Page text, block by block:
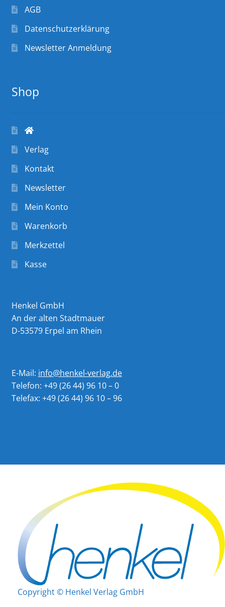
AGB
Datenschutzerklärung
Newsletter Anmeldung
Shop
Verlag
Kontakt
Newsletter
Mein Konto
Warenkorb
Merkzettel
Kasse
Henkel GmbH
An der alten Stadtmauer
D-53579 Erpel am Rhein
E-Mail: info@henkel-verlag.de
Telefon: +49 (26 44) 96 10 – 0
Telefax: +49 (26 44) 96 10 – 96
Copyright © Henkel Verlag GmbH